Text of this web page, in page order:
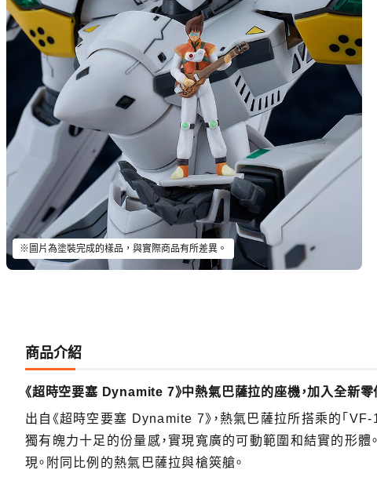
※圖片為塗裝完成的樣品，與實際商品有所差異。
商品介紹
《超時空要塞 Dynamite 7》中熱氣巴薩拉的座機，加入全新零
出自《超時空要塞 Dynamite 7》，熱氣巴薩拉所搭乘的「
獨有魄力十足的份量感，實現寬廣的可動範圍和結實的形
現。附同比例的熱氣巴薩拉與槍筴艙。